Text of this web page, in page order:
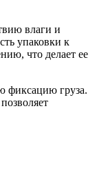
влаги и
упаковки к
что делает ее
фиксацию груза.